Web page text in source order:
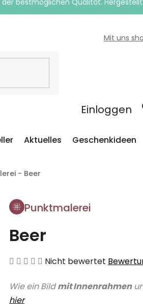
bestmöglichen Qualität. Hergestellt
Mit uns
Einloggen
Aktuelles Geschenkideen
- Beer
Punktmalerei
Beer
Die
Produktbewertung
Nicht bewertet
Wie ein Bildmit Innenrahmen
hier